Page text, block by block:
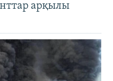
арқылы